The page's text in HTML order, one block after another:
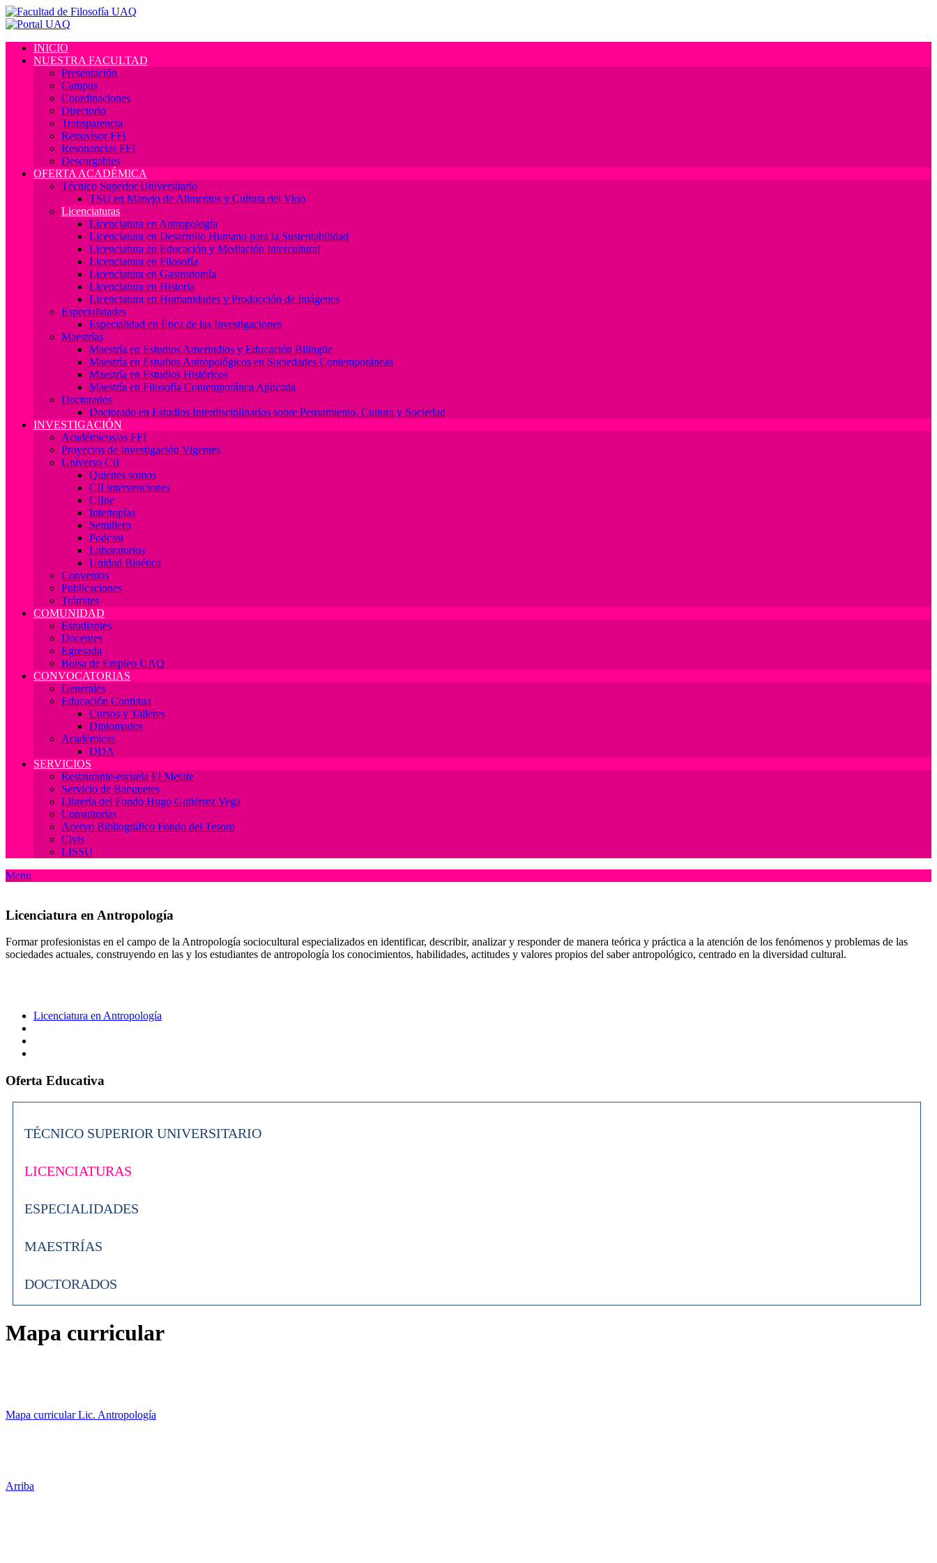
INICIO
NUESTRA FACULTAD
Presentación
Campus
Coordinaciones
Directorio
Transparencia
Retrovisor FFi
Resonancias FFI
Descargables
OFERTA ACADÉMICA
Técnico Superior Universitario
TSU en Manejo de Alimentos y Cultura del Vino
Licenciaturas
Licenciatura en Antropología
Licenciatura en Desarrollo Humano para la Sustentabilidad
Licenciatura en Educación y Mediación Intercultural
Licenciatura en Filosofía
Licenciatura en Gastronomía
Licenciatura en Historia
Licenciatura en Humanidades y Producción de Imágenes
Especialidades
Especialidad en Ética de las Investigaciones
Maestrías
Maestría en Estudios Amerindios y Educación Bilingüe
Maestría en Estudios Antropológicos en Sociedades Contemporáneas
Maestría en Estudios Históricos
Maestría en Filosofía Contemporánea Aplicada
Doctorados
Doctorado en Estudios Interdisciplinarios sobre Pensamiento, Cultura y Sociedad
INVESTIGACIÓN
Académicos/as FFI
Proyectos de Investigación Vigentes
Universo CII
Quienes somos
CII intervenciones
CIIne
Intertopías
Semillero
Podcast
Laboratorios
Unidad Bioética
Convenios
Publicaciones
Trámites
COMUNIDAD
Estudiantes
Docentes
Egresada
Bolsa de Empleo UAQ
CONVOCATORIAS
Generales
Educación Continua
Cursos y Talleres
Diplomados
Académicas
DDA
SERVICIOS
Restaurante-escuela El Metate
Servicio de Banquetes
Librería del Fondo Hugo Gutiérrez Vega
Consultorías
Acervo Bibliográfico Fondo del Tesoro
Civis
LISSU
Menu
Licenciatura en Antropología
Formar profesionistas en el campo de la Antropología sociocultural especializados en identificar, describir, analizar y responder de manera teórica y práctica a la atención de los fenómenos y problemas de las
sociedades actuales, construyendo en las y los estudiantes de antropología los conocimientos, habilidades, actitudes y valores propios del saber antropológico, centrado en la diversidad cultural.
Licenciatura en Antropología
Oferta Educativa
TÉCNICO SUPERIOR UNIVERSITARIO
LICENCIATURAS
ESPECIALIDADES
MAESTRÍAS
DOCTORADOS
Mapa curricular
Mapa curricular Lic. Antropología
Arriba